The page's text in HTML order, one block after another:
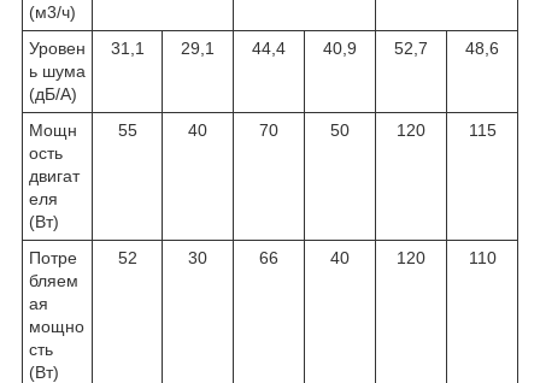
(м3/ч)
Уровен
ь шума
(дБ/А)
31,1 29,1 44,4 40,9 52,7 48,6
Мощн
ость
двигат
еля
(Вт)
55 40 70 50 120 115
Потре
бляем
ая
мощно
сть
(Вт)
52 30 66 40 120 110